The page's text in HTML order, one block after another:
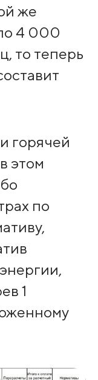
же
4 000
то теперь
горячей
этом
по
1